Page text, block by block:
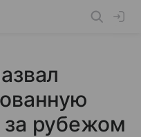
рубежом